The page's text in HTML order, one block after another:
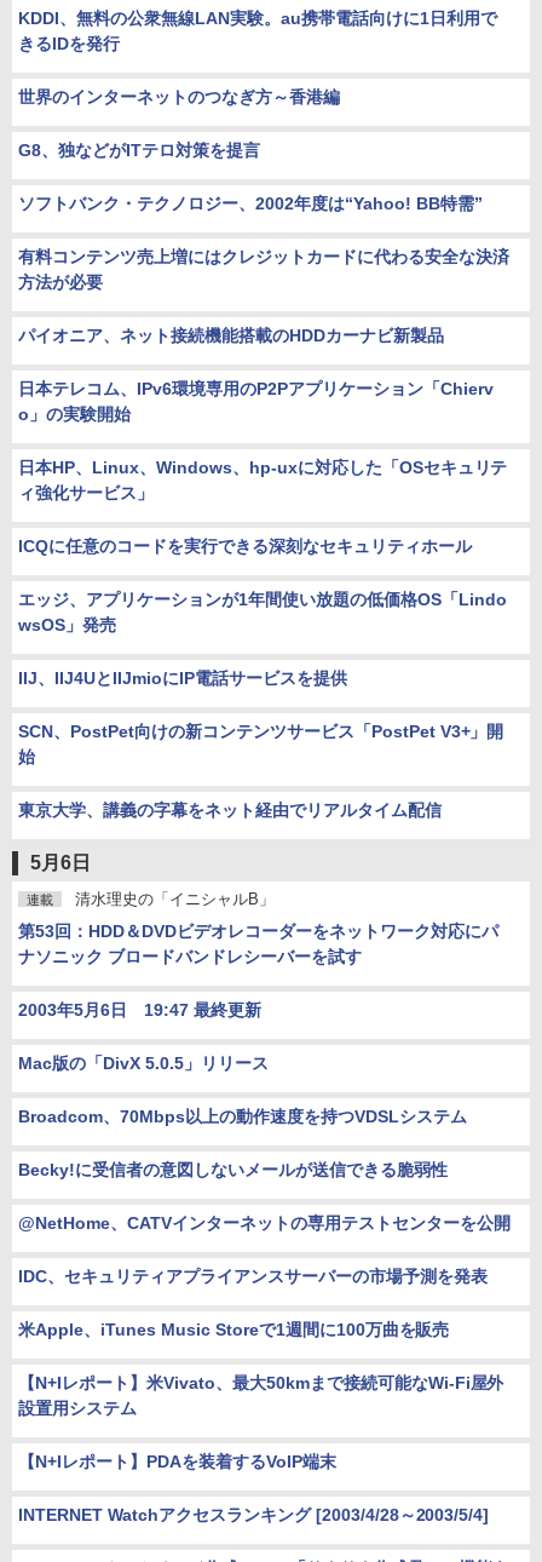
KDDI、無料の公衆無線LAN実験。au携帯電話向けに1日利用で
きるIDを発行
世界のインターネットのつなぎ方～香港編
G8、独などがITテロ対策を提言
ソフトバンク・テクノロジー、2002年度は“Yahoo! BB特需”
有料コンテンツ売上増にはクレジットカードに代わる安全な決済
方法が必要
パイオニア、ネット接続機能搭載のHDDカーナビ新製品
日本テレコム、IPv6環境専用のP2Pアプリケーション「Chierv
o」の実験開始
日本HP、Linux、Windows、hp-uxに対応した「OSセキュリテ
ィ強化サービス」
ICQに任意のコードを実行できる深刻なセキュリティホール
エッジ、アプリケーションが1年間使い放題の低価格OS「Lindo
wsOS」発売
IIJ、IIJ4UとIIJmioにIP電話サービスを提供
SCN、PostPet向けの新コンテンツサービス「PostPet V3+」開
始
東京大学、講義の字幕をネット経由でリアルタイム配信
5月6日
連載 清水理史の「イニシャルB」
第53回：HDD＆DVDビデオレコーダーをネットワーク対応にパ
ナソニック ブロードバンドレシーバーを試す
2003年5月6日 19:47 最終更新
Mac版の「DivX 5.0.5」リリース
Broadcom、70Mbps以上の動作速度を持つVDSLシステム
Becky!に受信者の意図しないメールが送信できる脆弱性
@NetHome、CATVインターネットの専用テストセンターを公開
IDC、セキュリティアプライアンスサーバーの市場予測を発表
米Apple、iTunes Music Storeで1週間に100万曲を販売
【N+Iレポート】米Vivato、最大50kmまで接続可能なWi-Fi屋外
設置用システム
【N+Iレポート】PDAを装着するVoIP端末
INTERNET Watchアクセスランキング [2003/4/28～2003/5/4]